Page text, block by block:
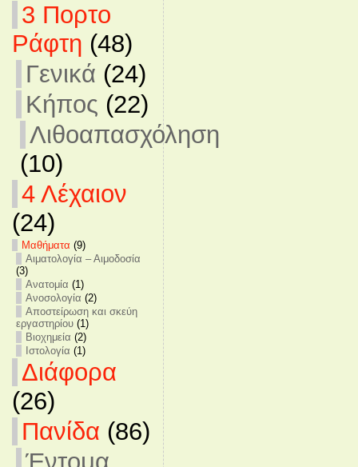
3 Πορτο
Ράφτη (48)
Γενικά (24)
Κήπος (22)
Λιθοαπασχόληση
(10)
4 Λέχαιον
(24)
Mαθήματα (9)
Αιματολογία – Αιμοδοσία
(3)
Ανατομία (1)
Ανοσολογία (2)
Αποστείρωση και σκεύη
εργαστηρίου(1)
Βιοχημεία (2)
Ιστολογία (1)
Διάφορα
(26)
Πανίδα (86)